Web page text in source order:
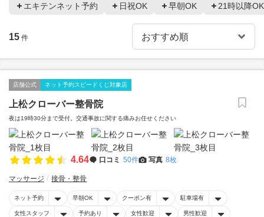
エキテンネット予約 日祝OK 早朝OK 21時以降OK
15 件
店舗公式 ネット予約スピードくじ対象店
上松クローバー整骨院
夜は19時30分まで受付。交通事故に関する痛みお任せください
4.64 口コミ 50件 写真 8枚
マッサージ 接骨・整骨
ネット予約 早朝OK クーポン有 駐車場有
女性スタッフ 予約あり 女性歓迎 男性歓迎